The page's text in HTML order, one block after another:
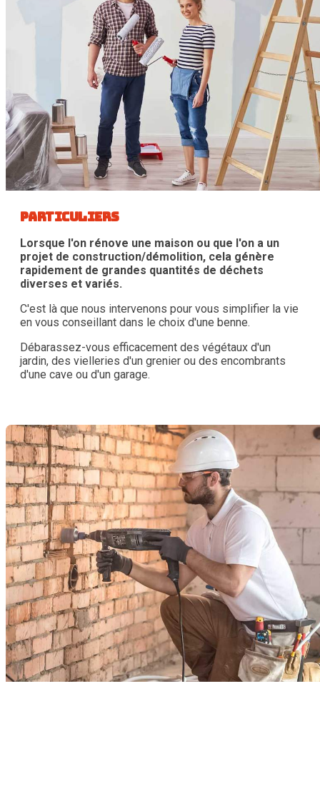
Particuliers
Lorsque l'on rénove une maison ou que l'on a un
projet de construction/démolition, cela génère
rapidement de grandes quantités de déchets
diverses et variés.
C'est là que nous intervenons pour vous simplifier la vie
en vous conseillant dans le choix d'une benne.
Débarassez-vous efficacement des végétaux d'un
jardin, des vielleries d'un grenier ou des encombrants
d'une cave ou d'un garage.